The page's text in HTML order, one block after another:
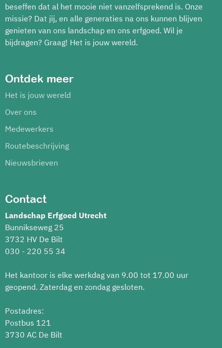
beseffen dat al het mooie niet vanzelfsprekend is. Onze
missie? Dat jij, en alle generaties na ons kunnen blijven
genieten van ons landschap en ons erfgoed. Wil je
bijdragen? Graag! Het is jouw wereld.
Ontdek meer
Het is jouw wereld
Over ons
Medewerkers
Routebeschrijving
Nieuwsbrieven
Contact
Landschap Erfgoed Utrecht
Bunnikseweg 25
3732 HV De Bilt
030 - 220 55 34
Het kantoor is elke werkdag van 9.00 tot 17.00 uur
geopend. Zaterdag en zondag gesloten.
Postadres:
Postbus 121
3730 AC De Bilt